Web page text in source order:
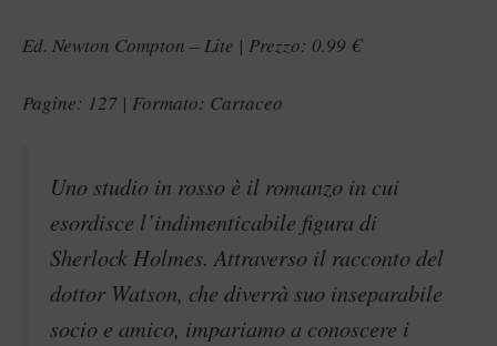
Ed. Newton Compton – Lite | Prezzo: 0.99 €
Pagine: 127 | Formato: Cartaceo
Uno studio in rosso è il romanzo in cui
esordisce l’indimenticabile figura di
Sherlock Holmes. Attraverso il racconto del
dottor Watson, che diverrà suo inseparabile
socio e amico, impariamo a conoscere i